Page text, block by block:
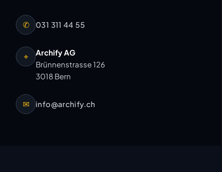
✆ 031 311 44 55
⌖
Archify AG
Brünnenstrasse 126
3018 Bern
✉ info@archify.ch